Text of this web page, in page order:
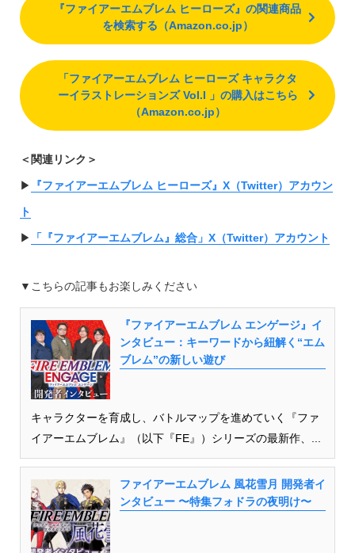
『ファイアーエムブレム ヒーローズ』の関連商品
を検索する（Amazon.co.jp）
「ファイアーエムブレム ヒーローズ キャラクタ
ーイラストレーションズ Vol.I 」の購入はこちら
（Amazon.co.jp）
＜関連リンク＞
▶︎ 『ファイアーエムブレム ヒーローズ』X（Twitter）アカウン
ト
▶︎ 「『ファイアーエムブレム』総合」X（Twitter）アカウント
▼こちらの記事もお楽しみください
『ファイアーエムブレム エンゲージ』イ
ンタビュー：キーワードから紐解く“エム
ブレム”の新しい遊び
キャラクターを育成し、バトルマップを進めていく『ファ
イアーエムブレム』（以下『FE』）シリーズの最新作、...
ファイアーエムブレム 風花雪月 開発者イ
ンタビュー 〜特集フォドラの夜明け〜